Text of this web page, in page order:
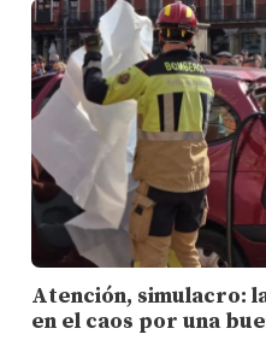
Atención, simulacro:
en el caos por una